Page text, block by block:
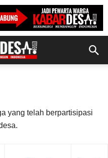
yang telah berpartisipasi